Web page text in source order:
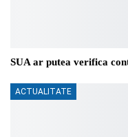
SUA ar putea verifica
ACTUALITATE